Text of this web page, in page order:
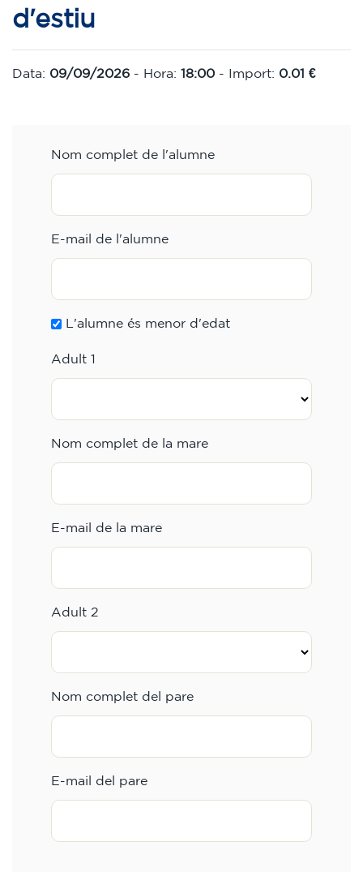
d'estiu
Data: 09/09/2026 - Hora: 18:00 - Import: 0.01 €
Nom complet de l'alumne
E-mail de l'alumne
L'alumne és menor d'edat
Adult 1
Nom complet de la mare
E-mail de la mare
Adult 2
Nom complet del pare
E-mail del pare